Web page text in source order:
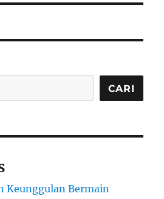
CARI
Keunggulan Bermain